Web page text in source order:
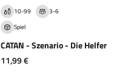
10-99
3-6
Spiel
CATAN - Szenario - Die Helfer
Angebot
11,99 €